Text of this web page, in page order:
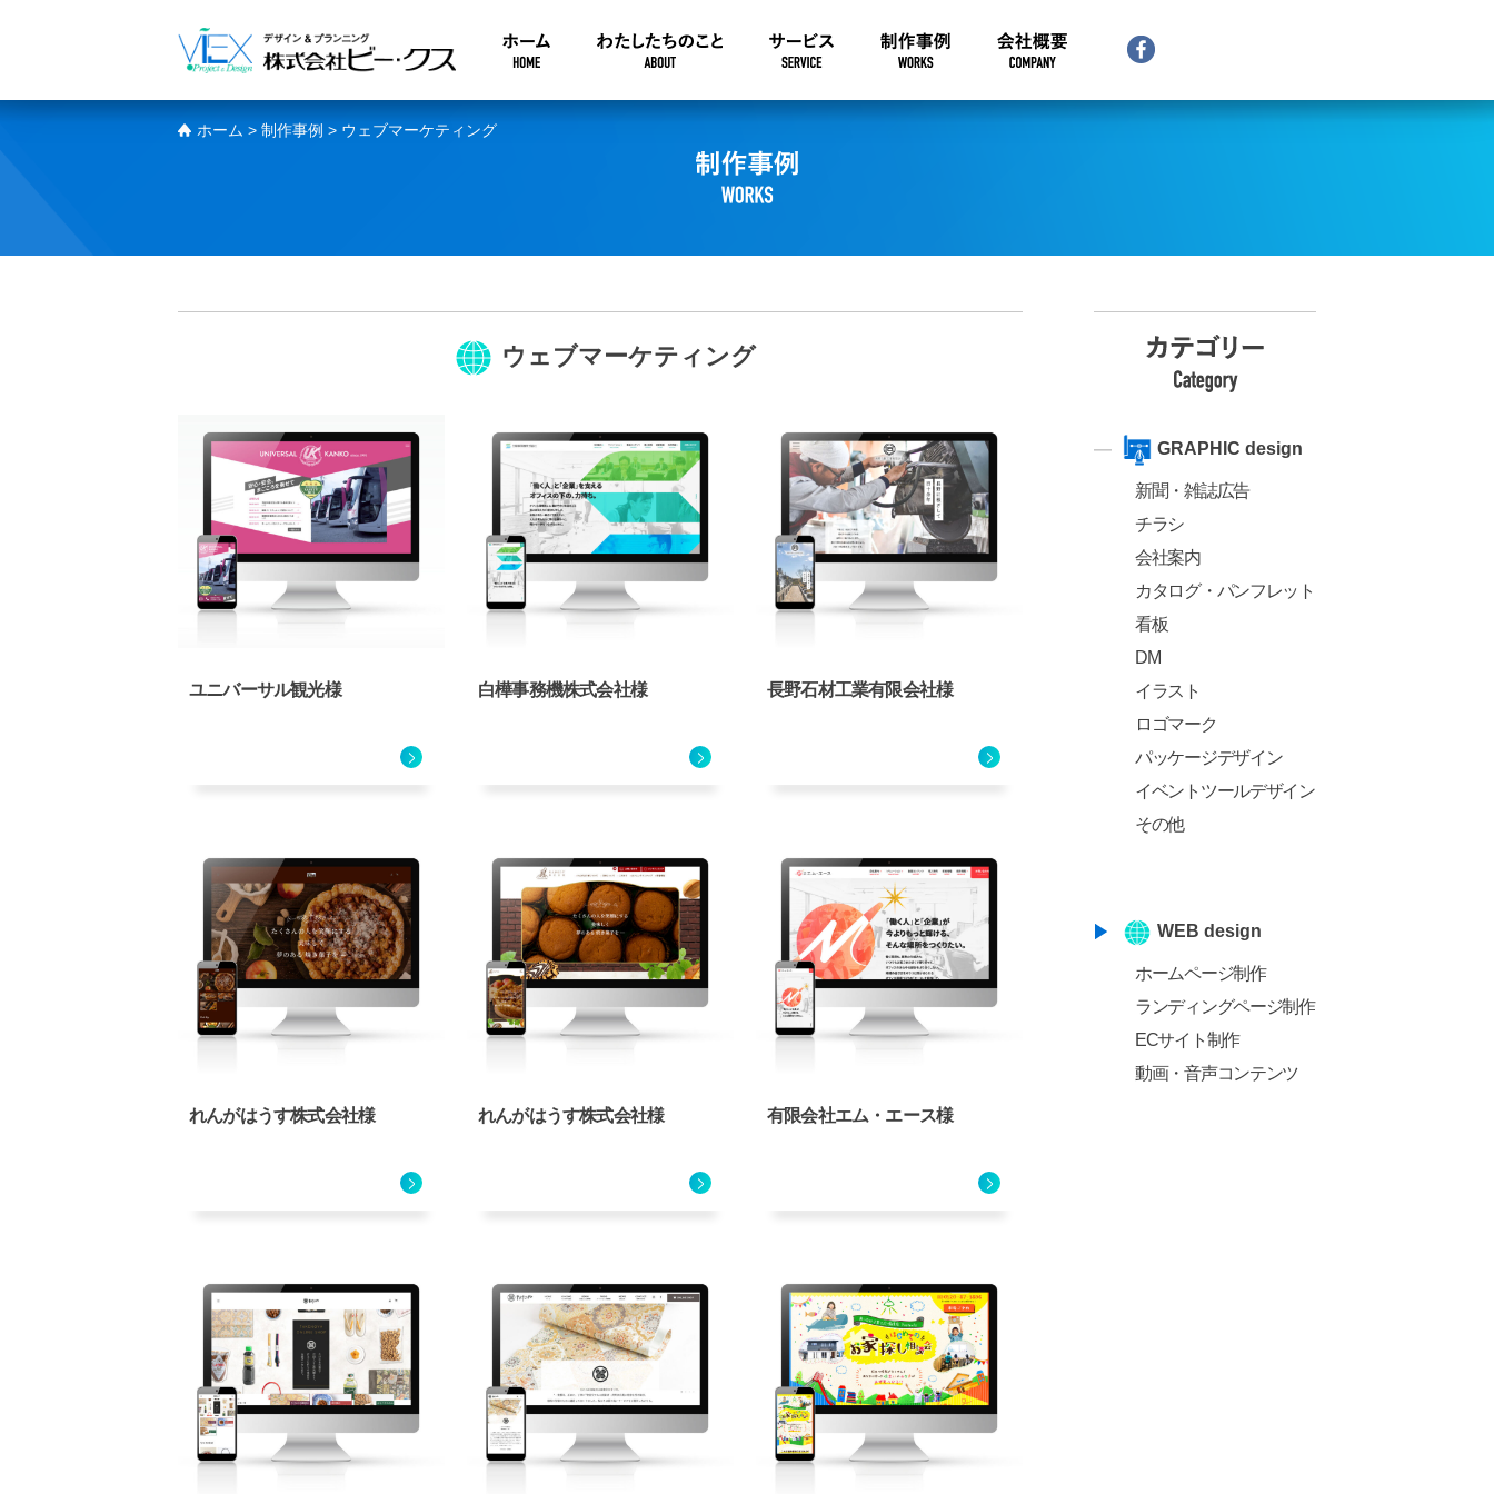
ホーム > 制作事例 > ウェブマーケティング
ウェブマーケティング
ユニバーサル観光様 白樺事務機株式会社様 長野石材工業有限会社様
れんがはうす株式会社様 れんがはうす株式会社様 有限会社エム・エース様
GRAPHIC design
新聞・雑誌広告
チラシ
会社案内
カタログ・パンフレット
看板
DM
イラスト
ロゴマーク
パッケージデザイン
イベントツールデザイン
その他
WEB design
ホームページ制作
ランディングページ制作
ECサイト制作
動画・音声コンテンツ